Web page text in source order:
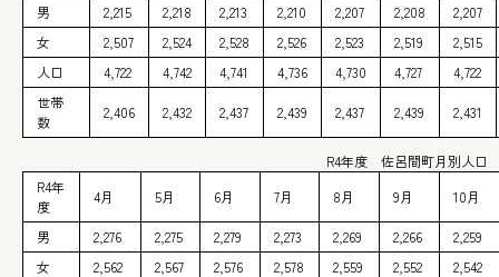
男 2,215 2,218 2,213 2,210 2,207 2,208
2,207
女
2,507 2,524 2,528 2,526 2,523 2,519
2,515
人口
4,722 4,742 4,741 4,736 4,730 4,727
4,722
世帯
数
2,406 2,432 2,437 2,439 2,437 2,439 2,431
R4年度 佐呂間町月別人口
R4年
度
4月 5月 6月 7月 8月 9月 10月
男 2,276 2,275 2,279 2,273 2,269 2,266
2,259
女
2,562 2,567 2,576 2,578 2,559 2,552
2,542